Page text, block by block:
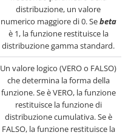
distribuzione, un valore
numerico maggiore di 0. Sebeta
è 1, la funzione restituisce la
distribuzione gamma standard.
Un valore logico (VERO o FALSO)
che determina la forma della
funzione. Se è VERO, la funzione
restituisce la funzione di
distribuzione cumulativa. Se è
FALSO, la funzione restituisce la